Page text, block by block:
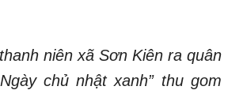
niên xã Sơn Kiên ra quân
chủ nhật xanh” thu gom